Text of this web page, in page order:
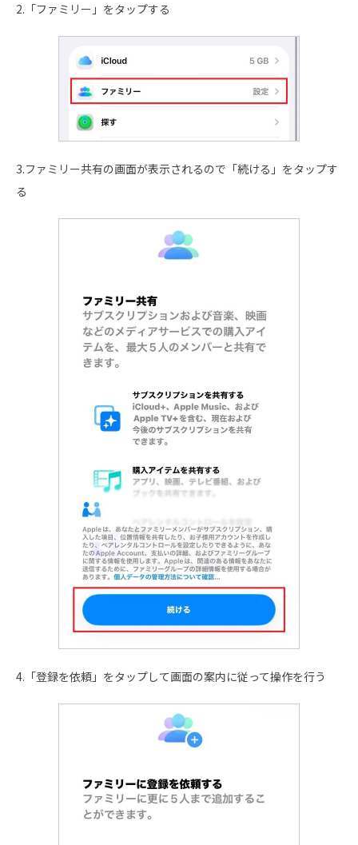
2.「ファミリー」をタップする
3.ファミリー共有の画面が表示されるので「続ける」をタップす
る
4.「登録を依頼」をタップして画面の案内に従って操作を行う